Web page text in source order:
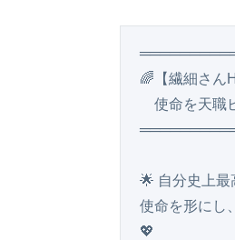
🌈【繊細さん
使命を天職
🌟 自分史上最
使命を形にし
💖